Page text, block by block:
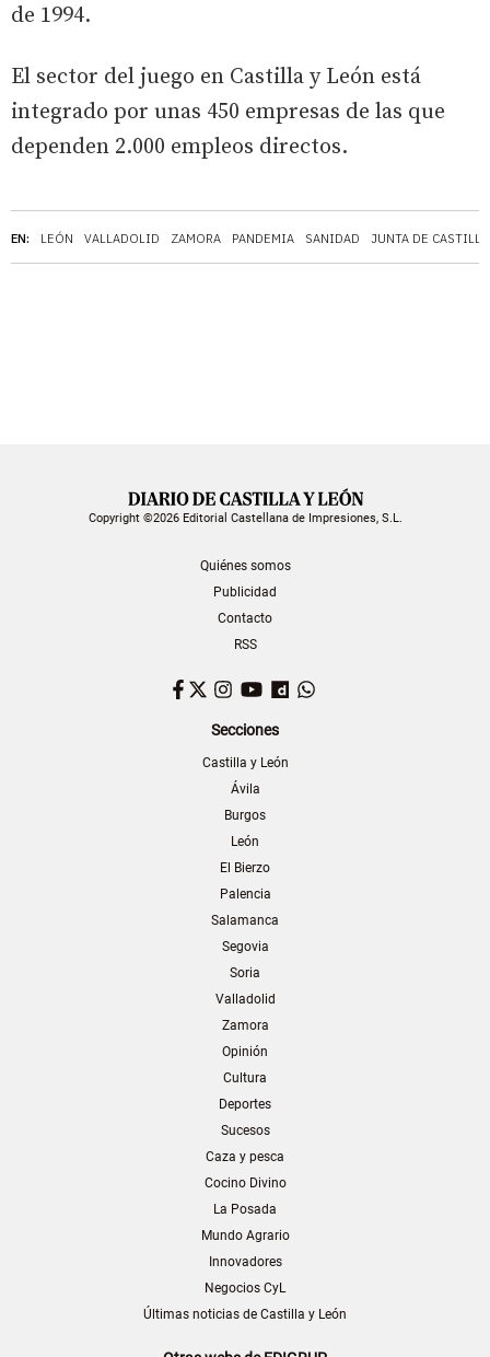
EN: LEÓN VALLADOLID ZAMORA PANDEMIA SANIDAD JUNTA DE
de 1994.
El sector del juego en Castilla y León está
integrado por unas 450 empresas de las que
dependen 2.000 empleos directos.
Copyright ©2026 Editorial Castellana de Impresiones, S.L.
Quiénes somos
Publicidad
Contacto
RSS
Facebook
TwitterInstagram
YouTubeDailymotion
Secciones
Castilla y León
Ávila
Burgos
León
El Bierzo
Palencia
Salamanca
Segovia
Soria
Valladolid
Zamora
Opinión
Cultura
Deportes
Sucesos
Caza y pesca
Cocino Divino
La Posada
Mundo Agrario
Innovadores
Negocios CyL
Últimas noticias de Castilla y León